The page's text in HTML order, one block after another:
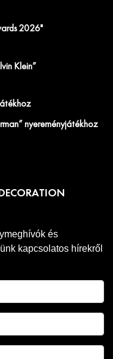
2026"
Klein”
nyereményjátékhoz
és
kapcsolatos hírekről